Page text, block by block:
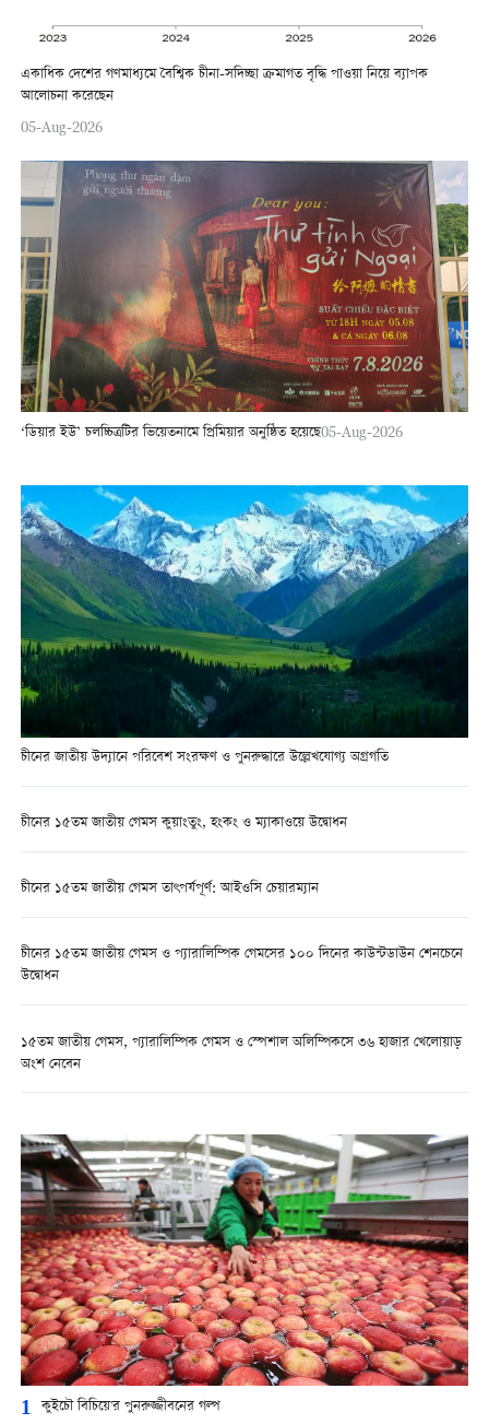
একাধিক দেশের গণমাধ্যমে বৈশ্বিক চীনা-সদিচ্ছা ক্রমাগত বৃদ্ধি পাওয়া নিয়ে ব্যাপক
আলোচনা করেছেন
05-Aug-2026
‘ডিয়ার ইউ’ চলচ্চিত্রটির ভিয়েতনামে প্রিমিয়ার অনুষ্ঠিত হয়েছে05-Aug-2026
চীনের জাতীয় উদ্যানে পরিবেশ সংরক্ষণ ও পুনরুদ্ধারে উল্লেখযোগ্য অগ্রগতি
চীনের ১৫তম জাতীয় গেমস কুয়াংতুং, হংকং ও ম্যাকাওয়ে উদ্বোধন
চীনের ১৫তম জাতীয় গেমস তাৎপর্যপূর্ণ: আইওসি চেয়ারম্যান
চীনের ১৫তম জাতীয় গেমস ও প্যারালিম্পিক গেমসের ১০০ দিনের কাউন্টডাউন শেনচেনে
উদ্বোধন
১৫তম জাতীয় গেমস, প্যারালিম্পিক গেমস ও স্পেশাল অলিম্পিকসে ৩৬ হাজার খেলোয়াড়
অংশ নেবেন
1 কুইচৌ বিচিয়ে'র পুনরুজ্জীবনের গল্প